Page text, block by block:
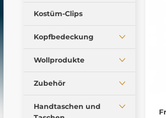
Renaisance Schuhe
Kleidung für Damen
Dekorative Textilgürtel
Kostüm-Clips
Kopfbedeckung
Flachkappe
Wollprodukte
Flachkappe aus Wolle
Wollkappen
Zubehör
Gürtel
Handtaschen und